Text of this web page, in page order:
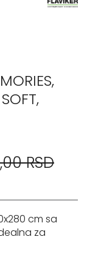
RSD
cm sa
za